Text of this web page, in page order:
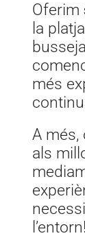
Oferim
la
més
A més,
als
l’entorn!